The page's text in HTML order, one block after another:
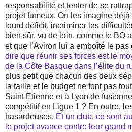
responsabilité et tenter de se
projet fumeux. On les imagine
lourd déficit, incriminer les
bien sûr, vu de loin, comme le BO
et que l’Aviron lui a emboîté le pas
dire que réunir ses forces est le
de la Côte Basque dans l’élite du
plus petit que chacun des deux
la taille et le budget ne font pas
Saint Etienne et à Lyon de
compétitif en Ligue 1 ? En outre,
hasardeuses. Et un club, ce sont
le projet avance contre leur grand